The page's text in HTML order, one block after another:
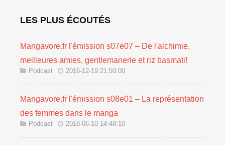
LES PLUS ÉCOUTÉS
Mangavore.fr l'émission s07e07 – De l'alchimie,
meilleures amies, gentlemanerie et riz basmati!
Podcast 2016-12-19 21:50:00
Mangavore.fr l'émission s08e01 – La représentation
des femmes dans le manga
Podcast 2018-06-10 14:48:10